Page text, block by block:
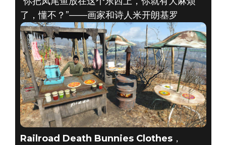
了，懂不？”——画家和诗人米开朗基罗
Railroad Death Bunnies Clothes，